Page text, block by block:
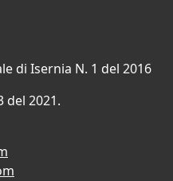
di Isernia N. 1 del 2016
del 2021.